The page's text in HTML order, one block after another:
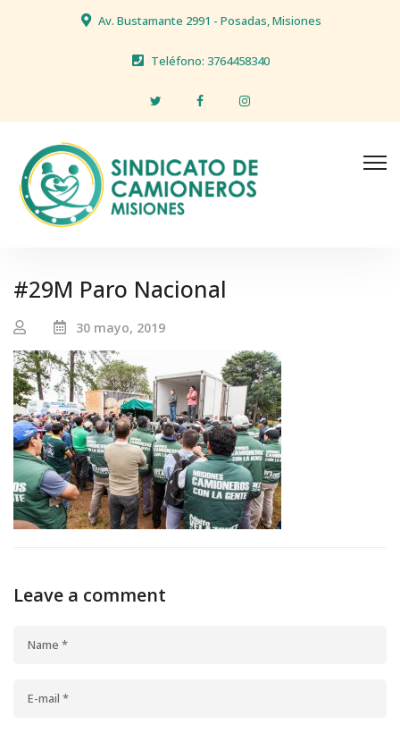
Av. Bustamante 2991 - Posadas, Misiones
Teléfono: 3764458340
#29M Paro Nacional
30 mayo, 2019
Leave a comment